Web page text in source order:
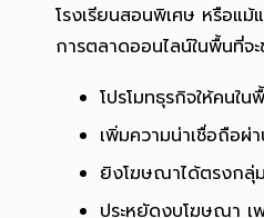
โรงเรียนสอนพิเศษ หรือแ
การตลาดออนไลน์ในพื้นที่จ
โปรโมทธุรกิจให้คนใน
เพิ่มความน่าเชื่อถือผ่
ยิงโฆษณาได้ตรงกลุ่
ประหยัดงบโฆษณา เ